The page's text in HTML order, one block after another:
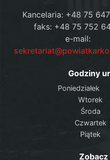
Kancelaria: +48 75
faks: +48 75 752
e-mail:
Godziny
Poniedziałek
Wtorek
Środa
Czwartek
Piątek